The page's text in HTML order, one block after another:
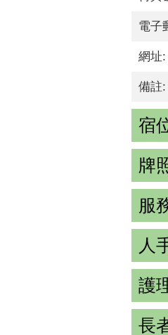
電子
網址:
備註:
宿
牌
服
人
護
長